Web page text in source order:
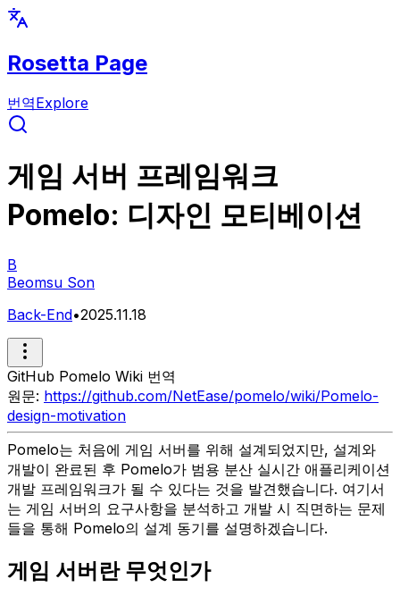
Rosetta Page
번역Explore
게임 서버 프레임워크
Pomelo: 디자인 모티베이션
B
Beomsu Son
Back-End•2025.11.18
GitHub Pomelo Wiki 번역
원문: https://github.com/NetEase/pomelo/wiki/Pomelo-
design-motivation
Pomelo는 처음에 게임 서버를 위해 설계되었지만, 설계와
개발이 완료된 후 Pomelo가 범용 분산 실시간 애플리케이션
개발 프레임워크가 될 수 있다는 것을 발견했습니다. 여기서
는 게임 서버의 요구사항을 분석하고 개발 시 직면하는 문제
들을 통해 Pomelo의 설계 동기를 설명하겠습니다.
게임 서버란 무엇인가